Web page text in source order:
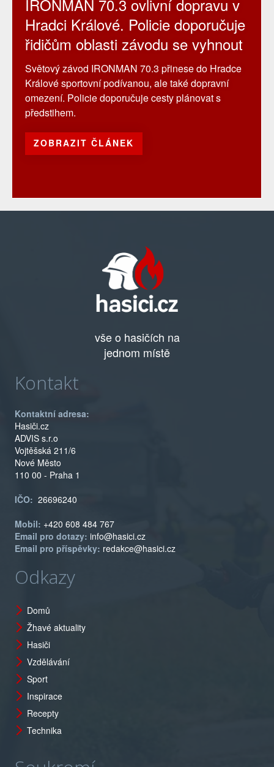
IRONMAN 70.3 ovlivní dopravu v
Hradci Králové. Policie doporučuje
řidičům oblasti závodu se vyhnout
Světový závod IRONMAN 70.3 přinese do Hradce
Králové sportovní podívanou, ale také dopravní
omezení. Policie doporučuje cesty plánovat s
předstihem.
ZOBRAZIT ČLÁNEK
vše o hasičích na
jednom místě
Kontakt
Kontaktní adresa:
Hasiči.cz
ADVIS s.r.o
Vojtěšská 211/6
Nové Město
110 00 - Praha 1
IČO: 26696240
Mobil: +420 608 484 767
Email pro dotazy: info@hasici.cz
Email pro příspěvky: redakce@hasici.cz
Odkazy
Domů
Žhavé aktuality
Hasiči
Vzdělávání
Sport
Inspirace
Recepty
Technika